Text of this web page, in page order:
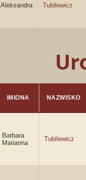
Aleksandra Tubilewicz
IMIONA NAZWISKO
Barbara
Marianna
Tubilewicz